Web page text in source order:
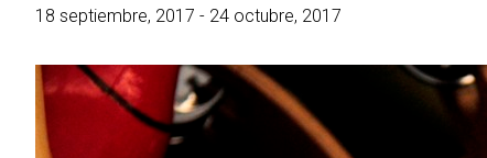
18 septiembre, 2017 - 24 octubre, 2017